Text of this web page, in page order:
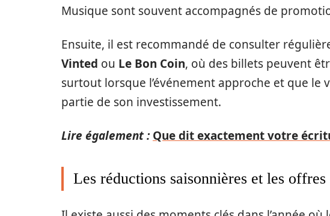
Musique sont souvent accompagnés de
Ensuite, il est recommandé de consulter
Vinted ou Le Bon Coin, où des billets peuvent
surtout lorsque l’événement approche et que le
partie de son investissement.
Lire également : Que dit exactement votre
Les réductions saisonnières et les offres